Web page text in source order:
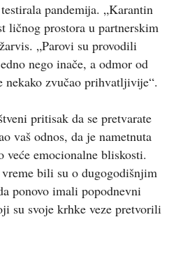
pandemija. „Karantin
ličnog prostora u partnerskim
„Parovi su provodili
nego inače, a odmor od
nekako zvučao prihvatljivije“.
pritisak da se pretvarate
vaš odnos, da je nametnuta
veće emocionalne bliskosti.
bili su o dugogodišnjim
ponovo imali popodnevni
su svoje krhke veze pretvorili